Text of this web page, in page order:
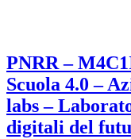
PNRR –
Scuola 4.0 –
labs –
digitali del